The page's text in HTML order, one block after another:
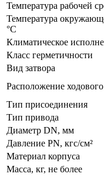
Температура рабочей
Температура
°С
Климатическое
Класс герметичности
Вид затвора
Расположение ходового
Тип присоединения
Тип привода
Диаметр DN, мм
Давление PN, кгс/см²
Материал корпуса
Масса, кг, не более